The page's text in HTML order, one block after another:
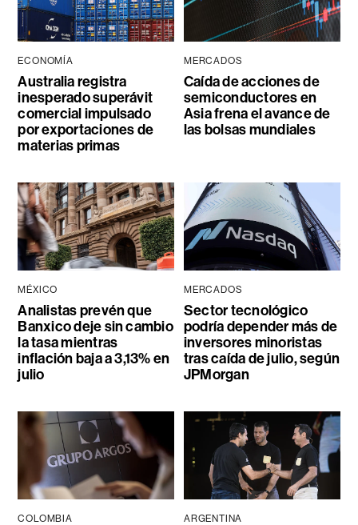
ECONOMÍA
Australia registra
inesperado superávit
comercial impulsado
por exportaciones de
materias primas
MERCADOS
Caída de acciones de
semiconductores en
Asia frena el avance de
las bolsas mundiales
MÉXICO
Analistas prevén que
Banxico deje sin cambio
la tasa mientras
inflación baja a 3,13% en
julio
MERCADOS
Sector tecnológico
podría depender más de
inversores minoristas
tras caída de julio, según
JPMorgan
COLOMBIA ARGENTINA